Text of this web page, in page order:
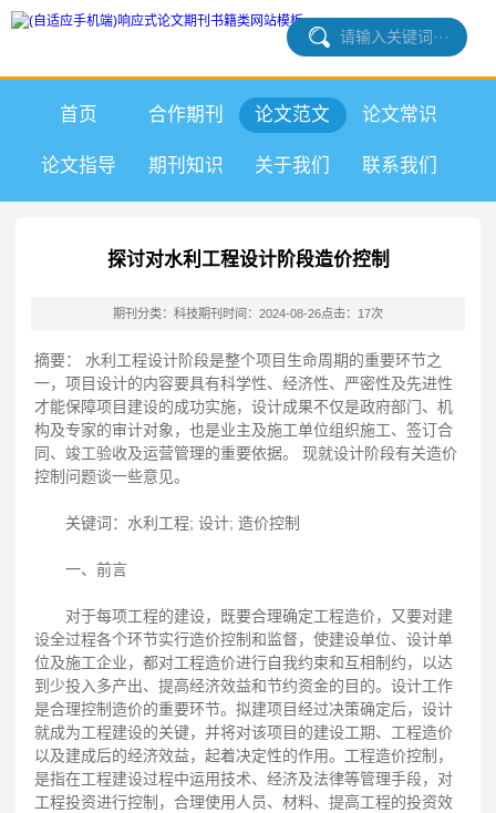
首页 合作期刊 论文范文 论文常识
论文指导 期刊知识 关于我们 联系我们
探讨对水利工程设计阶段造价控制
期刊分类：科技期刊 时间：2024-08-26点击：17次
摘要： 水利工程设计阶段是整个项目生命周期的重要环节之
一，项目设计的内容要具有科学性、经济性、严密性及先进性
才能保障项目建设的成功实施，设计成果不仅是政府部门、机
构及专家的审计对象，也是业主及施工单位组织施工、签订合
同、竣工验收及运营管理的重要依据。 现就设计阶段有关造价
控制问题谈一些意见。
关键词：水利工程; 设计; 造价控制
一、前言
对于每项工程的建设，既要合理确定工程造价，又要对建
设全过程各个环节实行造价控制和监督，使建设单位、设计单
位及施工企业，都对工程造价进行自我约束和互相制约，以达
到少投入多产出、提高经济效益和节约资金的目的。设计工作
是合理控制造价的重要环节。拟建项目经过决策确定后，设计
就成为工程建设的关键，并将对该项目的建设工期、工程造价
以及建成后的经济效益，起着决定性的作用。工程造价控制，
是指在工程建设过程中运用技术、经济及法律等管理手段，对
工程投资进行控制，合理使用人员、材料、提高工程的投资效